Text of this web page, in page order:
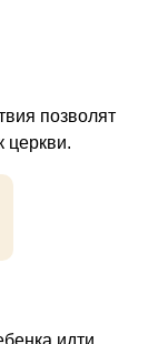
позволят
церкви.
идти